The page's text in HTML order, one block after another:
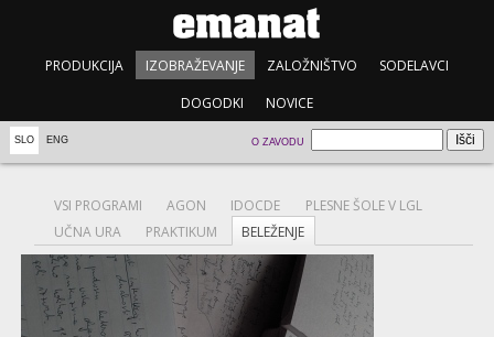
PRODUKCIJA IZOBRAŽEVANJE ZALOŽNIŠTVO SODELAVCI
DOGODKI NOVICE
SLO ENG O ZAVODU
VSI PROGRAMI AGON IDOCDE
PLESNE ŠOLE V LGL
UČNA URA
PRAKTIKUM BELEŽENJE